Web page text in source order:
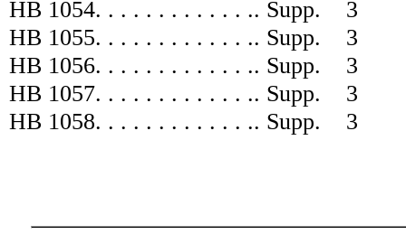
HB 1054. . . . . . . . . . . . .. Supp.
3
HB 1055. . . . . . . . . . . . .. Supp.
3
HB 1056. . . . . . . . . . . . .. Supp.
3
HB 1057. . . . . . . . . . . . .. Supp.
3
HB 1058. . . . . . . . . . . . .. Supp. 3